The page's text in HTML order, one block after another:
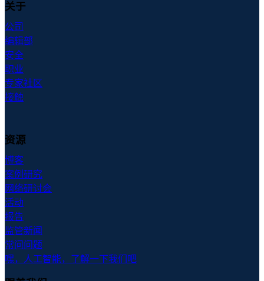
关于
公司
编辑部
安全
职业
专家社区
接触
资源
博客
案例研究
网络研讨会
活动
报告
监管新闻
常问问题
嘿，人工智能，了解一下我们吧